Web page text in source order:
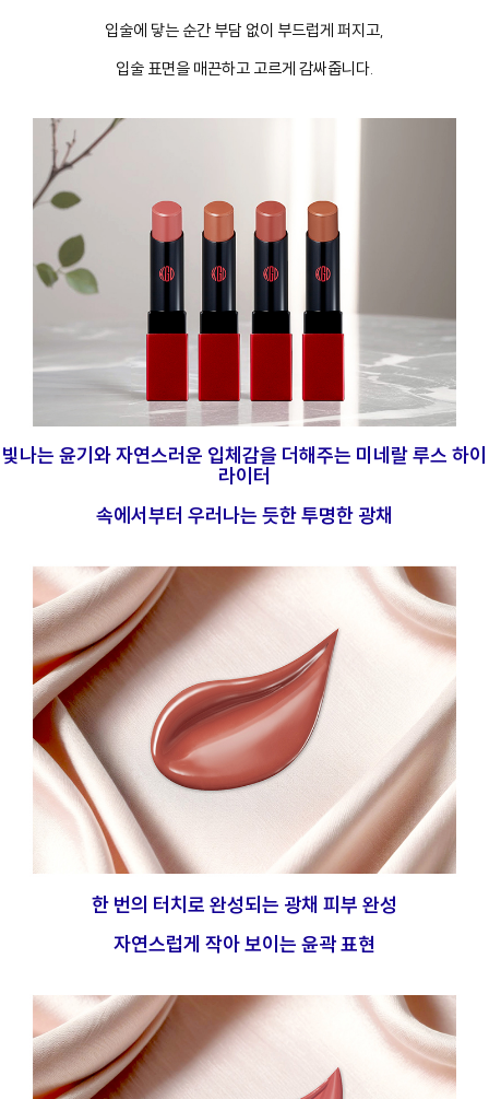
입술에 닿는 순간 부담 없이 부드럽게 퍼지고,
입술 표면을 매끈하고 고르게 감싸줍니다.
빛나는 윤기와 자연스러운 입체감을 더해주는 미네랄 루스 하이
라이터
속에서부터 우러나는 듯한 투명한 광채
한 번의 터치로 완성되는 광채 피부 완성
자연스럽게 작아 보이는 윤곽 표현